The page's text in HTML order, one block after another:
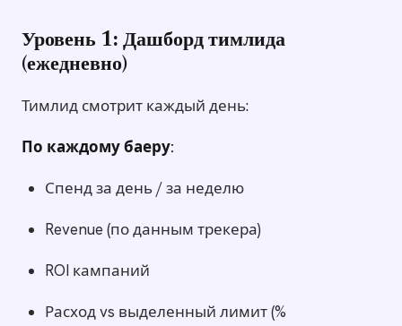
Уровень 1: Дашборд тимлида
(ежедневно)
Тимлид смотрит каждый день:
По каждому баеру:
Спенд за день / за неделю
Revenue (по данным трекера)
ROI кампаний
Расход vs выделенный лимит (%